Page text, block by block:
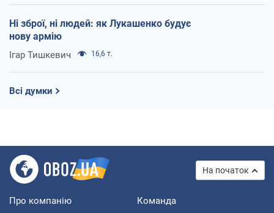
Ні зброї, ні людей: як Лукашенко будує
нову армію
Ігар Тишкевич 16,6 т.
Всі думки
На початок
Про компанію Команда